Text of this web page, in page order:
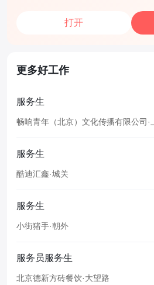
打开
更多好工作
服务生
畅响青年（北京）文化传播有限公司 ·
服务生
酷迪汇鑫·城关
服务生
小街猪手·朝外
服务员服务生
北京德新方砖餐饮·大望路